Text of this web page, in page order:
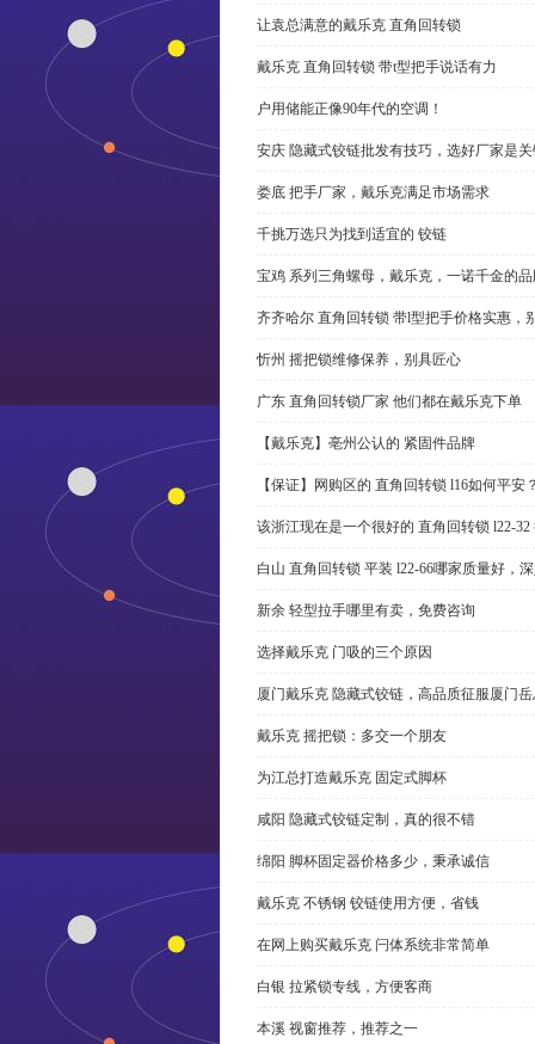
让袁总满意的戴乐克 直角回转锁
戴乐克 直角回转锁 带t型把手说话有力
户用储能正像90年代的空调！
安庆 隐藏式铰链批发有技巧，选好厂家是
娄底 把手厂家，戴乐克满足市场需求
千挑万选只为找到适宜的 铰链
宝鸡 系列三角螺母，戴乐克，一诺千金的
齐齐哈尔 直角回转锁 带l型把手价格实惠，
忻州 摇把锁维修保养，别具匠心
广东 直角回转锁厂家 他们都在戴乐克下单
【戴乐克】亳州公认的 紧固件品牌
【保证】网购区的 直角回转锁 l16如何平安
该浙江现在是一个很好的 直角回转锁 l22-
白山 直角回转锁 平装 l22-66哪家质量好，
新余 轻型拉手哪里有卖，免费咨询
选择戴乐克 门吸的三个原因
厦门戴乐克 隐藏式铰链，高品质征服厦门
戴乐克 摇把锁：多交一个朋友
为江总打造戴乐克 固定式脚杯
咸阳 隐藏式铰链定制，真的很不错
绵阳 脚杯固定器价格多少，秉承诚信
戴乐克 不锈钢 铰链使用方便，省钱
在网上购买戴乐克 闩体系统非常简单
白银 拉紧锁专线，方便客商
本溪 视窗推荐，推荐之一